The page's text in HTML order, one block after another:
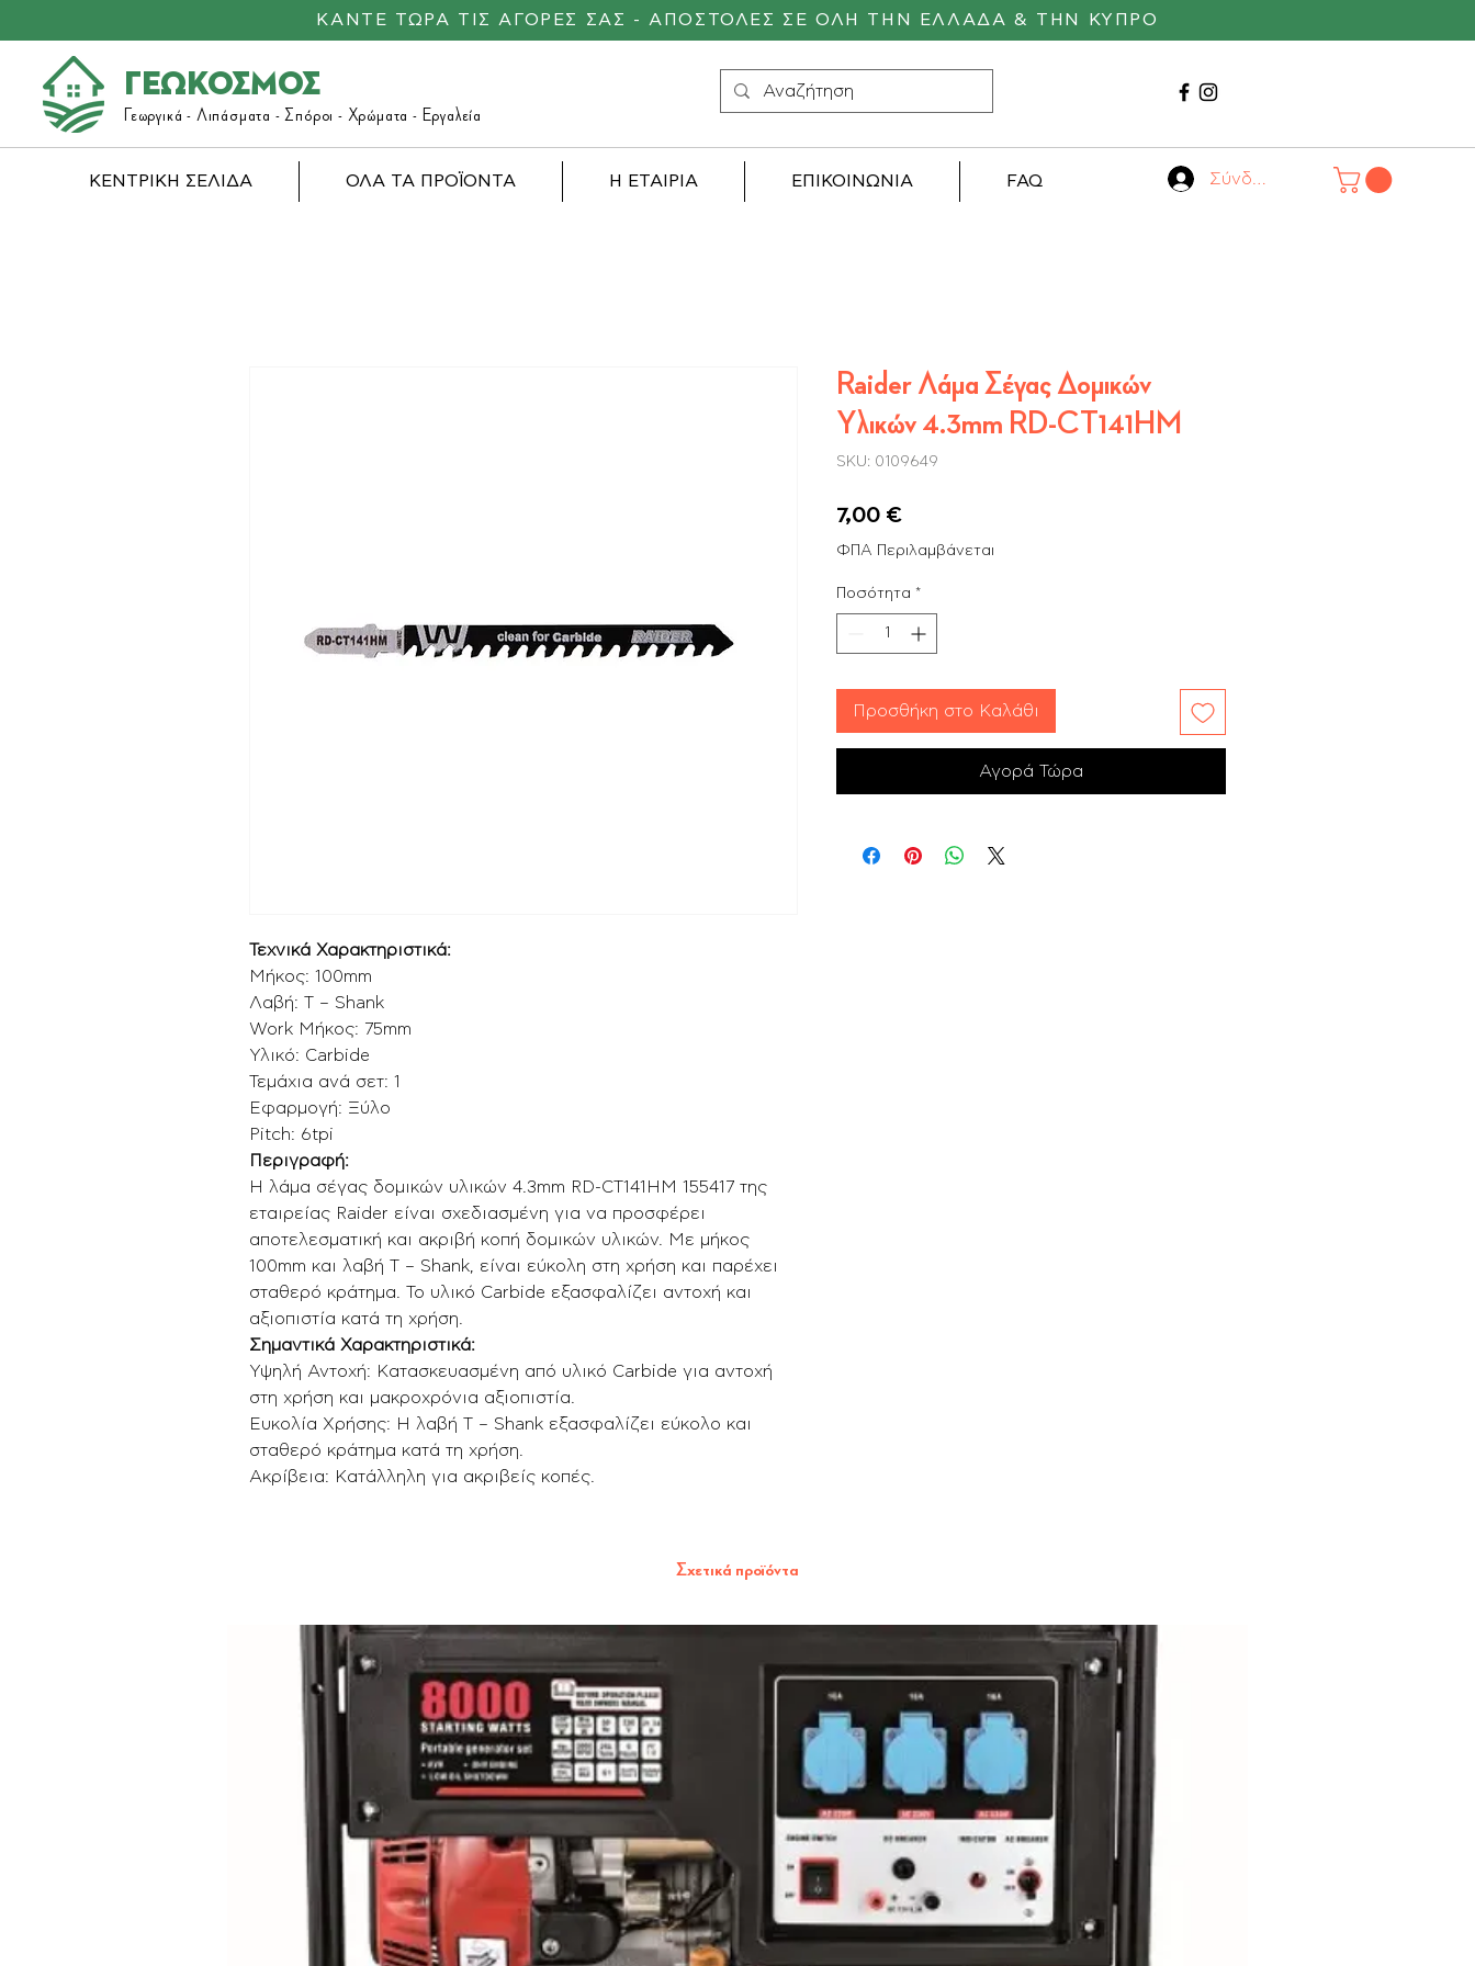
ΓΕΩΚΟΣΜΟΣ
Γεωργικά - Λιπάσματα - Σπόροι - Χρώματα - Εργαλεία
ΚΕΝΤΡΙΚΗ ΣΕΛΙΔΑ ΟΛΑ ΤΑ ΠΡΟΪΟΝΤΑ Η ΕΤΑΙΡΙΑ ΕΠΙΚΟΙΝΩΝΙΑ FAQ Σύνδεση
ΚΑΝΤΕ ΤΩΡΑ ΤΙΣ ΑΓΟΡΕΣ ΣΑΣ - ΑΠΟΣΤΟΛΕΣ ΣΕ ΟΛΗ ΤΗΝ ΕΛΛΑΔΑ & ΤΗΝ ΚΥΠΡΟ
Τεχνικά Χαρακτηριστικά:
Μήκος: 100mm
Λαβή: T – Shank
Work Μήκος: 75mm
Υλικό: Carbide
Τεμάχια ανά σετ: 1
Εφαρμογή: Ξύλο
Pitch: 6tpi
Περιγραφή:
Η λάμα σέγας δομικών υλικών 4.3mm RD-CT141HM 155417 της
εταιρείας Raider είναι σχεδιασμένη για να προσφέρει
αποτελεσματική και ακριβή κοπή δομικών υλικών. Με μήκος
100mm και λαβή T – Shank, είναι εύκολη στη χρήση και παρέχει
σταθερό κράτημα. Το υλικό Carbide εξασφαλίζει αντοχή και
αξιοπιστία κατά τη χρήση.
Σημαντικά Χαρακτηριστικά:
Υψηλή Αντοχή: Κατασκευασμένη από υλικό Carbide για αντοχή
στη χρήση και μακροχρόνια αξιοπιστία.
Ευκολία Χρήσης: Η λαβή T – Shank εξασφαλίζει εύκολο και
σταθερό κράτημα κατά τη χρήση.
Ακρίβεια: Κατάλληλη για ακριβείς κοπές.
Raider Λάμα Σέγας Δομικών
Υλικών 4.3mm RD-CT141HM
SKU: 0109649
7,00 €Τιμή
ΦΠΑ Περιλαμβάνεται
Ποσότητα *
Προσθήκη στο Καλάθι
Αγορά Τώρα
Σχετικά προϊόντα